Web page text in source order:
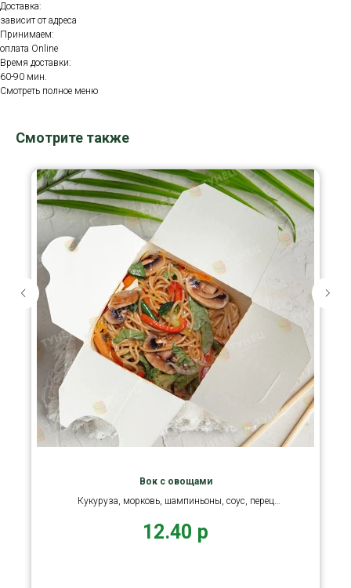
Доставка:
зависит от адреса
Принимаем:
оплата Online
Время доставки:
60-90 мин.
Смотреть полное меню
Смотрите также
Вок с овощами
Кукуруза, морковь, шампиньоны, соус, перец
12.40 р